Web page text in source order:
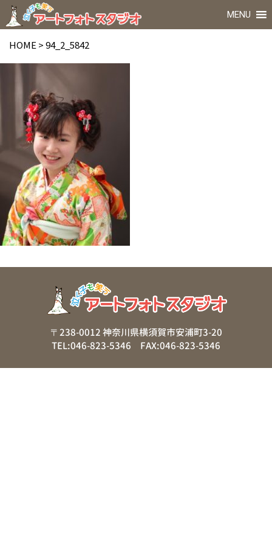
MENU
HOME >94_2_5842
〒238-0012 神奈川県横須賀市安浦町3-20
TEL:046-823-5346 FAX:046-823-5346